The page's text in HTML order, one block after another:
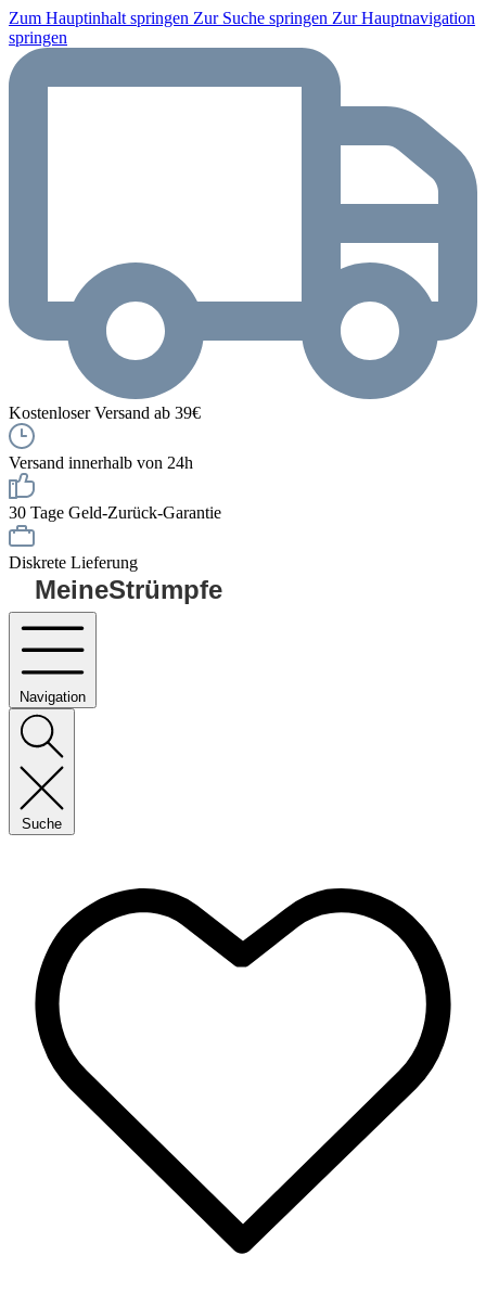
Zum Hauptinhalt springen Zur Suche springen Zur Hauptnavigation
springen
Kostenloser Versand ab 39€
Versand innerhalb von 24h
30 Tage Geld-Zurück-Garantie
Diskrete Lieferung
MeineStrümpfe
Navigation
Suche